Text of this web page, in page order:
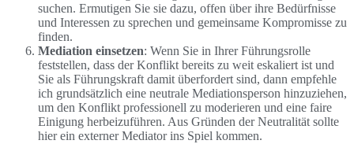
suchen. Ermutigen Sie sie dazu, offen über ihre Bedürfnisse
und Interessen zu sprechen und gemeinsame Kompromisse zu
finden.
Mediation einsetzen: Wenn Sie in Ihrer Führungsrolle
feststellen, dass der Konflikt bereits zu weit eskaliert ist und
Sie als Führungskraft damit überfordert sind, dann empfehle
ich grundsätzlich eine neutrale Mediationsperson hinzuziehen,
um den Konflikt professionell zu moderieren und eine faire
Einigung herbeizuführen. Aus Gründen der Neutralität sollte
hier ein externer Mediator ins Spiel kommen.